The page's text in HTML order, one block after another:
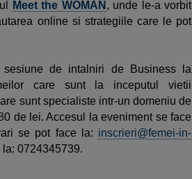
Meet the WOMAN , unde le-a vorbit
online si strategiile care le pot
sesiune de intalniri de Business la
care sunt la inceputul vietii
sunt specialiste intr-un domeniu de
de lei. Accesul la eveniment se face
se pot face la: inscrieri@femei-in-
0724345739.